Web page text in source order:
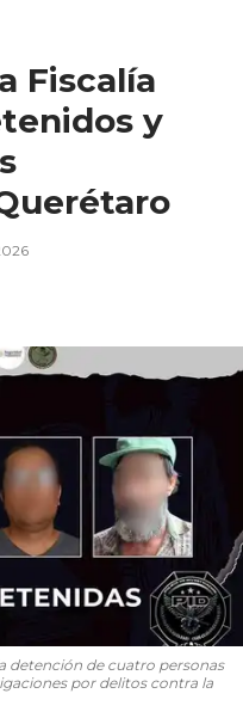
Fiscalía
y
detención de cuatro personas
por delitos contra la